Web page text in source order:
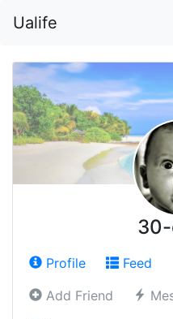
Ualife
Profile
Feed
Add Friend